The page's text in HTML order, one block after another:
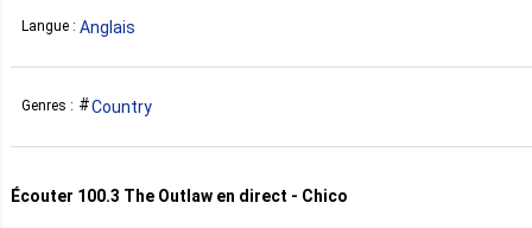
Langue : Anglais
Genres : Country
Écouter 100.3 The Outlaw en direct - Chico